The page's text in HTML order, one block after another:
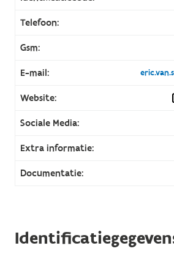
Telefoon:
Gsm:
E-mail:
Website:
Sociale Media:
Extra informatie:
Documentatie: